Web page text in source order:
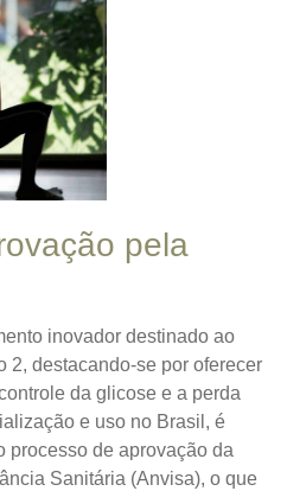
pela
inovador destinado ao
2, destacando-se por oferecer
da glicose e a perda
e uso no Brasil, é
processo de aprovação da
Sanitária (Anvisa), o que